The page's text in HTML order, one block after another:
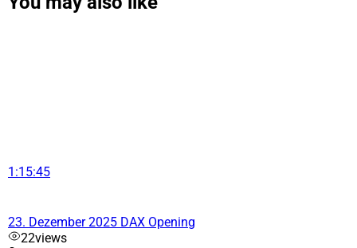
1:15:45
23. Dezember 2025 DAX Opening
22views